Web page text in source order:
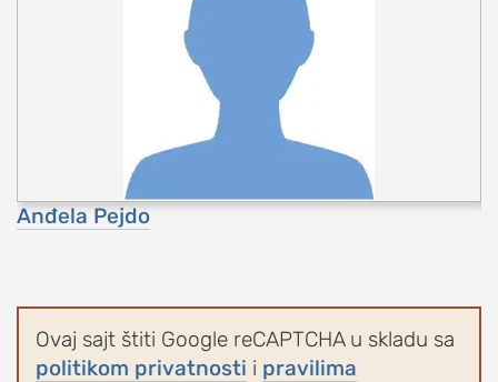
Anđela Pejdo
Ovaj sajt štiti Google reCAPTCHA u skladu sa
politikom privatnosti i pravilima